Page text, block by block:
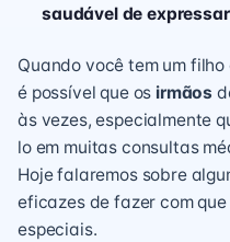
saudável de
Quando você tem um
é possível que os irmãos
às vezes, especialmente
lo em muitas consultas
Hoje falaremos sobre
eficazes de fazer com
especiais.